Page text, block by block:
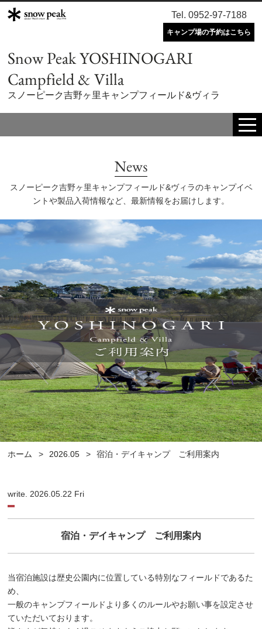
Snow Peak YOSHINOGARI
Campfield & Villa
スノーピーク吉野ヶ里キャンプフィールド&ヴィラ
Tel. 0952-97-7188
キャンプ場の予約はこちら
News
スノーピーク吉野ヶ里キャンプフィールド&ヴィラのキャンプイベ
ントや製品入荷情報など、最新情報をお届けします。
ホーム 2026.05 宿泊・デイキャンプ ご利用案内
write. 2026.05.22 Fri
宿泊・デイキャンプ ご利用案内
当宿泊施設は歴史公園内に位置している特別なフィールドであるた
め、
一般のキャンプフィールドより多くのルールやお願い事を設定させ
ていただいております。